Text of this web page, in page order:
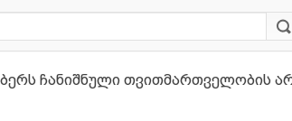
ჩანიშნული თვითმართველობის